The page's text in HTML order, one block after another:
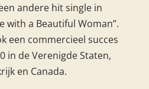
andere hit single in
with a Beautiful Woman”.
een commercieel succes
in de Verenigde Staten,
en Canada.